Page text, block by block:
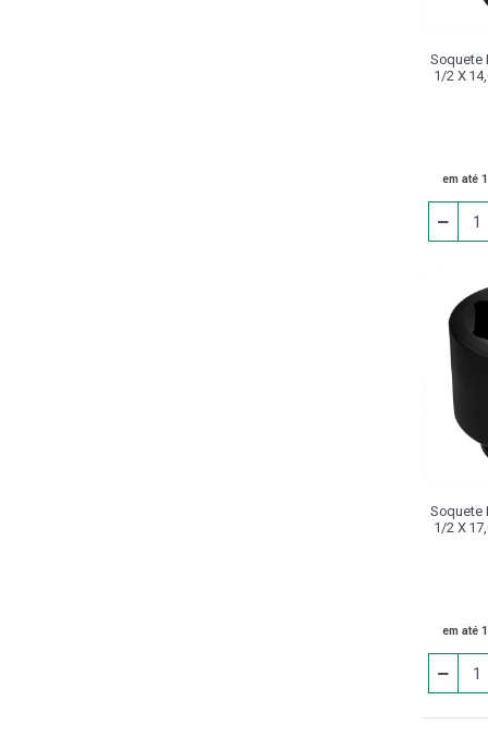
Soquete
1/2 X
em até
Soquete
1/2 X
em até